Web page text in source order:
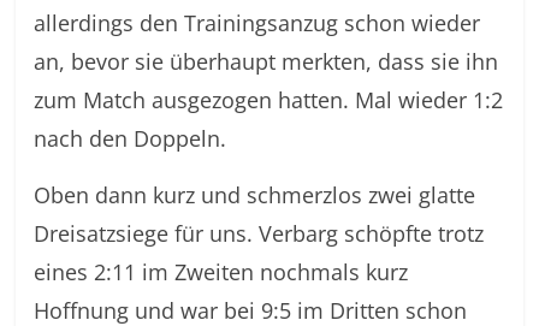
allerdings den Trainingsanzug schon wieder
an, bevor sie überhaupt merkten, dass sie ihn
zum Match ausgezogen hatten. Mal wieder 1:2
nach den Doppeln.
Oben dann kurz und schmerzlos zwei glatte
Dreisatzsiege für uns. Verbarg schöpfte trotz
eines 2:11 im Zweiten nochmals kurz
Hoffnung und war bei 9:5 im Dritten schon